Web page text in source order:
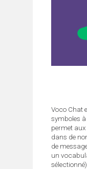
Voco Chat
symboles
permet
dans de
de
un
sélectionné)